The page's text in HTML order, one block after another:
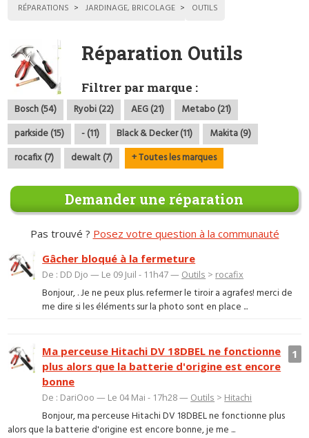
RÉPARATIONS JARDINAGE, BRICOLAGE OUTILS
Réparation Outils
Filtrer par marque :
Bosch (54) Ryobi (22) AEG (21)
Metabo (21)
parkside (15)
- (11) Black & Decker (11)
Makita (9)
rocafix (7)
dewalt (7) + Toutes les marques
Demander une réparation
Pas trouvé ? Posez votre question à la communauté
Gâcher bloqué à la fermeture
De : DD Djo — Le 09 Juil - 11h47 — Outils > rocafix
Bonjour, . Je ne peux plus. refermer le tiroir a agrafes! merci de
me dire si les éléments sur la photo sont en place ...
1
Ma perceuse Hitachi DV 18DBEL ne fonctionne
plus alors que la batterie d'origine est encore
bonne
De : DariOoo — Le 04 Mai - 17h28 — Outils > Hitachi
Bonjour, ma perceuse Hitachi DV 18DBEL ne fonctionne plus
alors que la batterie d'origine est encore bonne, je me ...